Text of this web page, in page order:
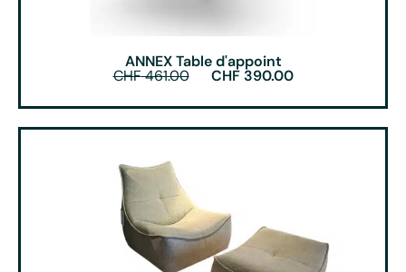
ANNEX Table d'appoint
CHF461.00 CHF390.00